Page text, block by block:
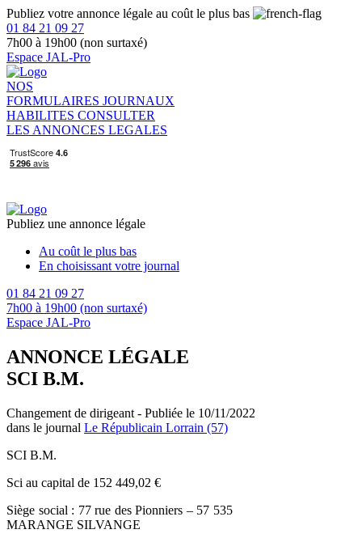
Publiez votre annonce légale au coût le plus bas
01 84 21 09 27
7h00 à 19h00 (non surtaxé)
Espace JAL-Pro
NOS
FORMULAIRES JOURNAUX
HABILITES CONSULTER
LES ANNONCES LEGALES
Publiez une annonce légale
Au coût le plus bas
En choisissant votre journal
01 84 21 09 27
7h00 à 19h00 (non surtaxé)
Espace JAL-Pro
ANNONCE LÉGALE
SCI B.M.
Changement de dirigeant - Publiée le 10/11/2022
dans le journal Le Républicain Lorrain (57)
SCI B.M.
Sci au capital de 152 449,02 €
Siège social : 77 rue des Pionniers – 57 535
MARANGE SILVANGE